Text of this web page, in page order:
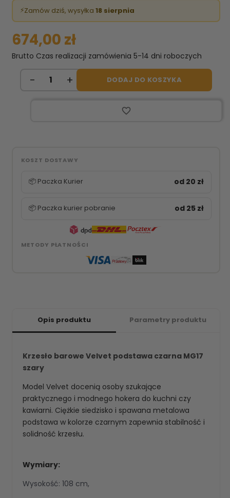
⚡Zamów dziś, wysyłka 18 sierpnia
674,00 zł
Brutto Czas realizacji zamówienia 5-14 dni roboczych
DODAJ DO KOSZYKA
favorite_border
KOSZT DOSTAWY
📦 Paczka Kurier od 20 zł
📦 Paczka kurier pobranie od 25 zł
METODY PŁATNOŚCI
Opis produktu Parametry produktu
Krzesło barowe Velvet podstawa czarna MG17
szary
Model Velvet docenią osoby szukające
praktycznego i modnego hokera do kuchni czy
kawiarni. Ciężkie siedzisko i spawana metalowa
podstawa w kolorze czarnym zapewnia stabilność i
solidność krzesłu.
Wymiary:
Wysokość: 108 cm,